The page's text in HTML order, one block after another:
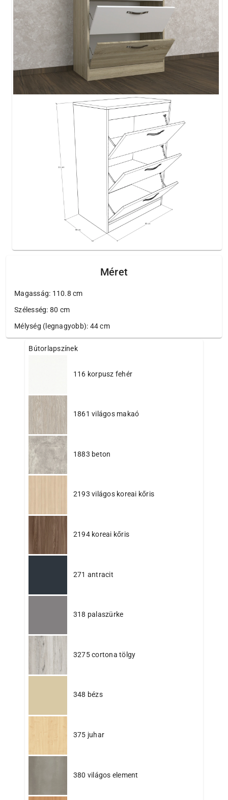
Méret
Magasság: 110.8 cm
Szélesség: 80 cm
Mélység (legnagyobb): 44 cm
Bútorlapszínek
116 korpusz fehér
1861 világos makaó
1883 beton
2193 világos koreai kőris
2194 koreai kőris
271 antracit
318 palaszürke
3275 cortona tölgy
348 bézs
375 juhar
380 világos element